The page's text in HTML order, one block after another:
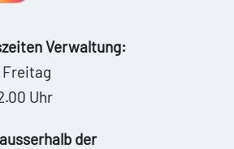
Verwaltung:
Freitag
Uhr
der